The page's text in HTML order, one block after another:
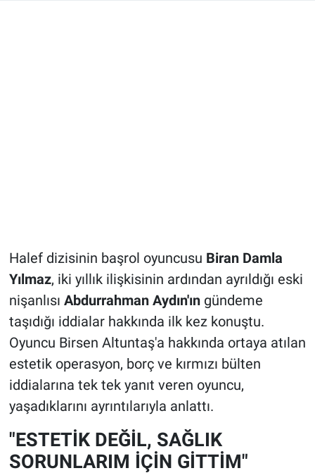
Halef dizisinin başrol oyuncusu Biran Damla
Yılmaz, iki yıllık ilişkisinin ardından ayrıldığı eski
nişanlısı Abdurrahman Aydın'ıngündeme
taşıdığı iddialar hakkında ilk kez konuştu.
Oyuncu Birsen Altuntaş'a hakkında ortaya atılan
estetik operasyon, borç ve kırmızı bülten
iddialarına tek tek yanıt veren oyuncu,
yaşadıklarını ayrıntılarıyla anlattı.
"ESTETİK DEĞİL, SAĞLIK
SORUNLARIM İÇİN GİTTİM"